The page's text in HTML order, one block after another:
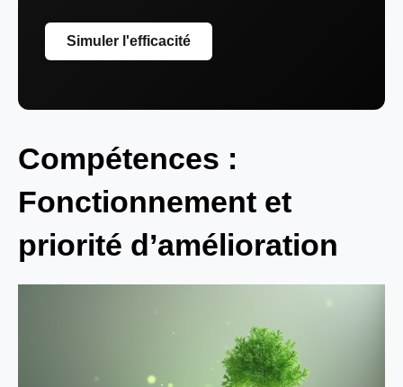
Simuler l'efficacité
Compétences :
Fonctionnement et
priorité d’amélioration